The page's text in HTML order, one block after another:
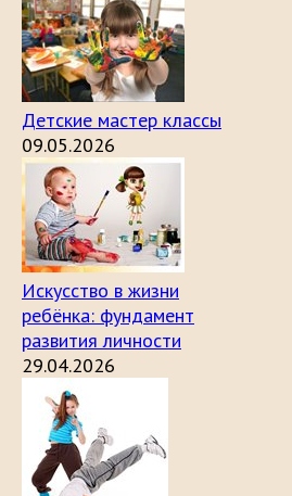
Детские мастер классы
09.05.2026
Искусство в жизни
ребёнка: фундамент
развития личности
29.04.2026